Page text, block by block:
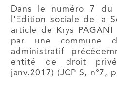
Dans le numéro 7
l'Edition sociale de la
article de Krys
par une commune
administratif
entité de droit
janv.2017) (JCP S, n°7,